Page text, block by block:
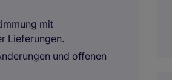
mit
Lieferungen.
und offenen